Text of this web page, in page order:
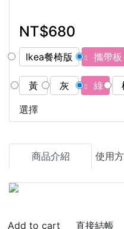
NT$680
Ikea餐椅版 攜帶板
黃 灰 綠
選擇
商品介紹
使用
直接結帳